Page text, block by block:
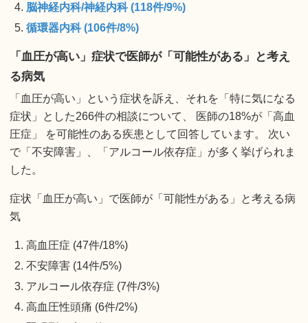
脳神経内科/神経内科 (118件/9%)
循環器内科 (106件/8%)
「血圧が高い」症状で医師が「可能性がある」と考え
る病気
「血圧が高い」という症状を訴え、それを「特に気になる
症状」とした266件の相談について、 医師の18%が「高血
圧症」 を可能性のある疾患として回答しています。 次い
で「不安障害」、「アルコール依存症」が多く挙げられま
した。
症状「血圧が高い」で医師が「可能性がある」と考える病
気
高血圧症 (47件/18%)
不安障害 (14件/5%)
アルコール依存症 (7件/3%)
高血圧性頭痛 (6件/2%)